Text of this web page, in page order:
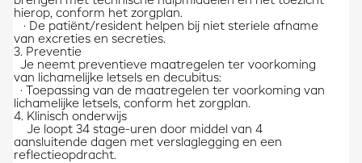
hierop, conform het zorgplan.
· De patiënt/resident helpen bij niet steriele afname
van excreties en secreties.
3. Preventie
Je neemt preventieve maatregelen ter voorkoming
van lichamelijke letsels en decubitus:
· Toepassing van de maatregelen ter voorkoming van
lichamelijke letsels, conform het zorgplan.
4. Klinisch onderwijs
Je loopt 34 stage-uren door middel van 4
aansluitende dagen met verslaglegging en een
reflectieopdracht.